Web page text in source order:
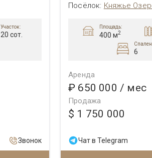
Участок:
20 сот.
Звонок
Посёлок: Княжье
Площадь:
400 м2
6
Аренда
₽ 650 000 / мес
Продажа
$ 1 750 000
Чат в Telegram